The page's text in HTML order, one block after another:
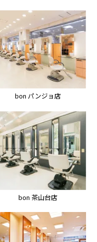
bon パンジョ店
bon 茶山台店